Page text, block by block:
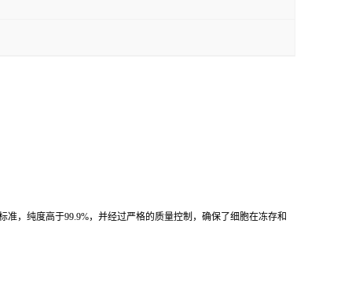
准，纯度高于99.9%，并经过严格的质量控制，确保了细胞在冻存和